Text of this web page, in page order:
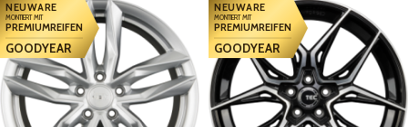
NEUWARE
MONTIERT MIT
PREMIUMREIFEN
GOODYEAR
NEUWARE
MONTIERT MIT
PREMIUMREIFEN
GOODYEAR